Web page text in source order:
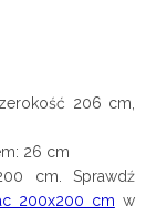
206 cm,
26 cm
cm. Sprawdź
200x200 cm w